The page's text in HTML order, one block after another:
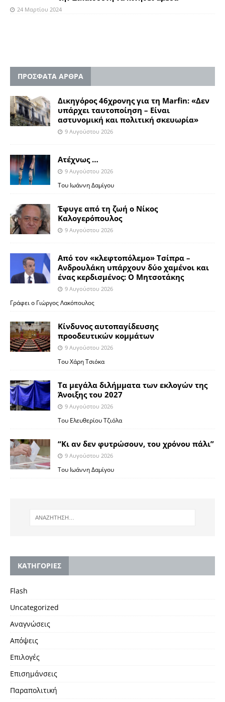
24 Μαρτίου 2024
ΠΡΟΣΦΑΤΑ ΑΡΘΡΑ
Δικηγόρος 46χρονης για τη Marfin: «Δεν
υπάρχει ταυτοποίηση – Είναι
αστυνομική και πολιτική σκευωρία»
9 Αυγούστου 2026
Ατέχνως …
9 Αυγούστου 2026
Του Ιωάννη Δαμίγου
Έφυγε από τη ζωή ο Νίκος
Καλογερόπουλος
9 Αυγούστου 2026
Από τον «κλεφτοπόλεμο» Τσίπρα –
Ανδρουλάκη υπάρχουν δύο χαμένοι και
ένας κερδισμένος: Ο Μητσοτάκης
9 Αυγούστου 2026
Γράφει ο Γιώργος Λακόπουλος
Κίνδυνος αυτοπαγίδευσης
προοδευτικών κομμάτων
9 Αυγούστου 2026
Του Χάρη Τσιόκα
Τα μεγάλα διλήμματα των εκλογών της
Άνοιξης του 2027
9 Αυγούστου 2026
Του Ελευθερίου Τζιόλα
“Κι αν δεν φυτρώσουν, του χρόνου πάλι”
9 Αυγούστου 2026
Toυ Ιωάννη Δαμίγου
KΑΤΗΓΟΡΙΕΣ
Flash
Uncategorized
Αναγνώσεις
Απόψεις
Επιλογές
Επισημάνσεις
Παραπολιτική